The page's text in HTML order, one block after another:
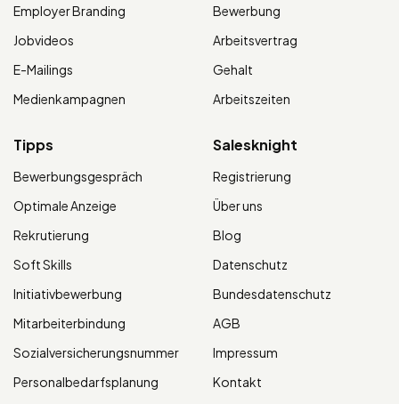
Employer Branding
Jobvideos
E-Mailings
Medienkampagnen
Bewerbung
Arbeitsvertrag
Gehalt
Arbeitszeiten
Tipps
Bewerbungsgespräch
Optimale Anzeige
Rekrutierung
Soft Skills
Initiativbewerbung
Mitarbeiterbindung
Sozialversicherungsnummer
Personalbedarfsplanung
Salesknight
Registrierung
Über uns
Blog
Datenschutz
Bundesdatenschutz
AGB
Impressum
Kontakt